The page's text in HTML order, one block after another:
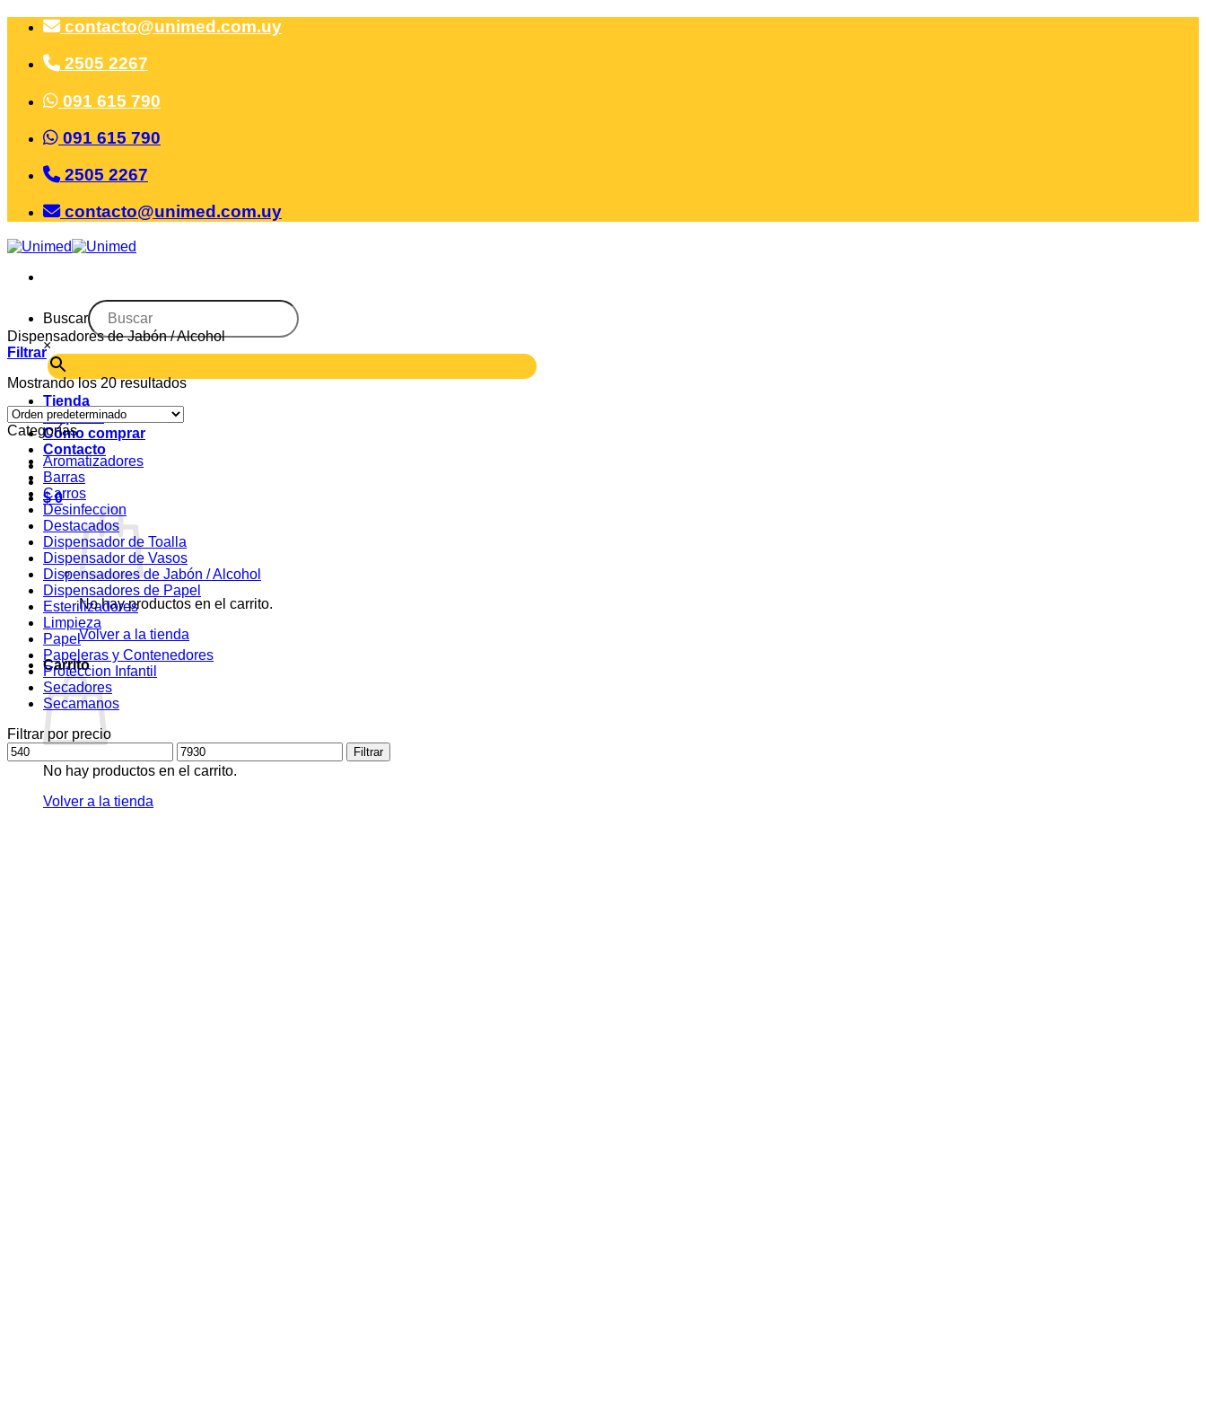
Saltar
contenido
contacto@unimed.com.uy
2505 2267
091 615 790
091 615 790
2505 2267
contacto@unimed.com.uy
Buscar
×
Tienda
Empresa
Cómo comprar
Contacto
$0
No hay productos en el carrito.
Volver a la tienda
Carrito
No hay productos en el carrito.
Volver a la tienda
Dispensadores de Jabón / Alcohol
Filtrar
Mostrando los 20 resultados
Categorías
Aromatizadores
Barras
Carros
Desinfeccion
Destacados
Dispensador de Toalla
Dispensador de Vasos
Dispensadores de Jabón / Alcohol
Dispensadores de Papel
Esterilizadores
Limpieza
Papel
Papeleras y Contenedores
Proteccion Infantil
Secadores
Secamanos
Filtrar por precio
Precio
mínimo
Precio
máximo
Filtrar